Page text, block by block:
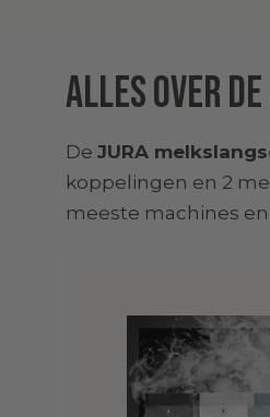
Alles over de
De JURA
koppelingen en 2
meeste machines